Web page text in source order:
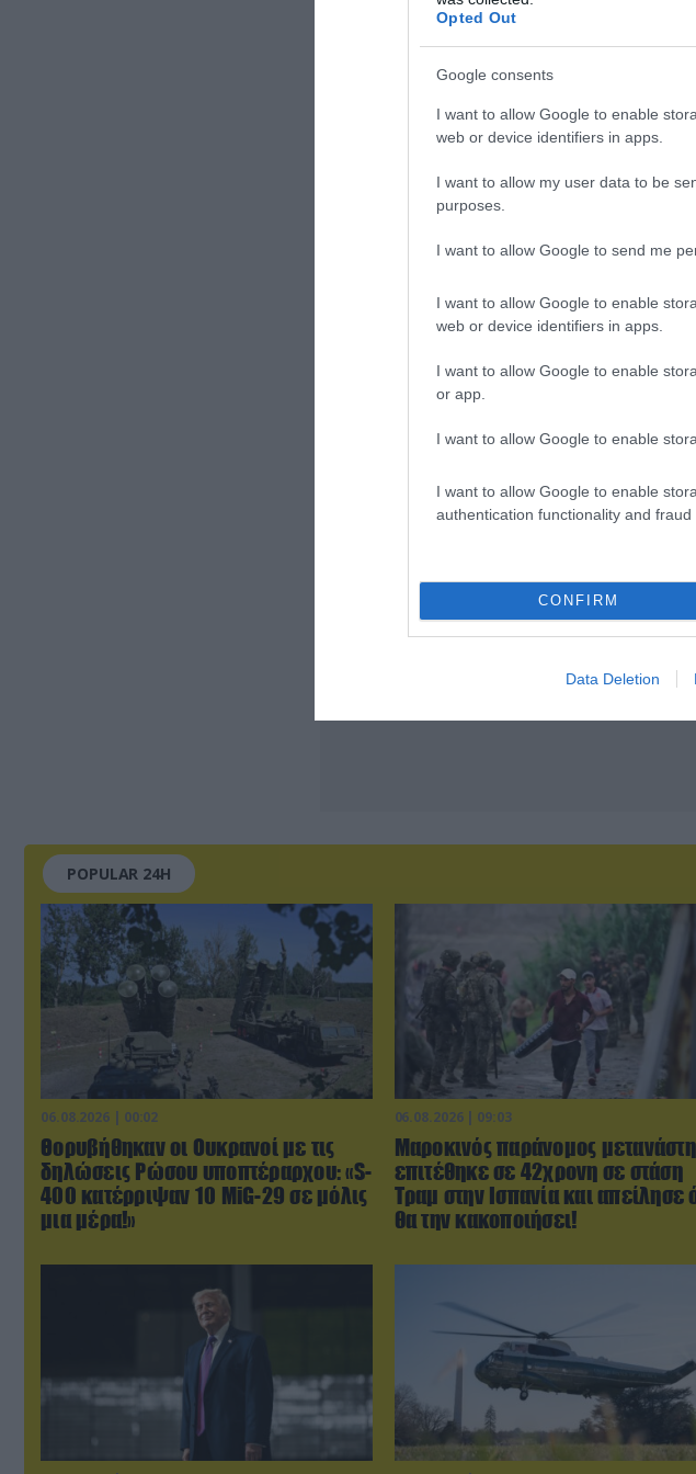
Opted Out
Google consents
I want to allow Google to enable
web or device identifiers in apps.
I want to allow my user data to be
purposes.
I want to allow Google to send me
I want to allow Google to enable
web or device identifiers in apps.
I want to allow Google to enable
or app.
I want to allow Google to enable
I want to allow Google to enable
authentication functionality and
CONFIRM
Data Deletion
του, Ογκουστίν Ντιαμακούν, το 2007.
Τμήμα ειδήσεων
ΣΧΟΛΙΑΣΤΕ ΤΟ ΑΡΘΡΟ
POPULAR 24H
06.08.2026 | 00:02
Θορυβήθηκαν οι Ουκρανοί με τις
δηλώσεις Ρώσου υποπτέραρχου: «S-
400 κατέρριψαν 10 MiG-29 σε μόλις
μια μέρα!»
06.08.2026 | 09:03
Μαροκινός παράνομος
επιτέθηκε σε 42χρονη σε στάση
Τραμ στην Ισπανία και απείλησε
θα την κακοποιήσει!